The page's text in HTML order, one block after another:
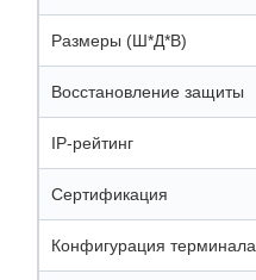
Размеры (Ш*Д*В)
Восстановление защиты
IP-рейтинг
Сертификация
Конфигурация терминала